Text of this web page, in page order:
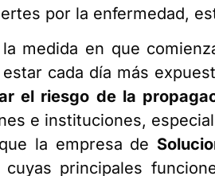
por la enfermedad,
medida en que
cada día más
el riesgo de la
e instituciones,
la empresa de
cuyas principales